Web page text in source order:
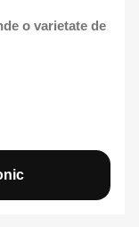
o varietate de